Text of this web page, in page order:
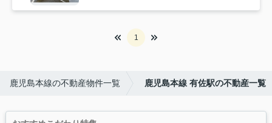
1
鹿児島本線の不動産物件一覧 鹿児島本線 有佐駅の不動産一覧